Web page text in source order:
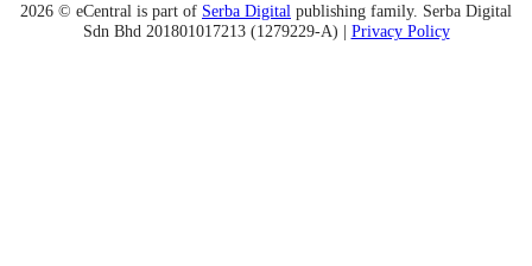
2026 © eCentral is part of Serba Digital publishing family. Serba Digital
Sdn Bhd 201801017213 (1279229-A) | Privacy Policy